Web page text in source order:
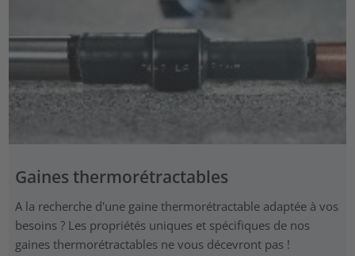
Gaines thermorétractables
A la recherche d'une gaine thermorétractable adaptée à vos
besoins ? Les propriétés uniques et spécifiques de nos
gaines thermorétractables ne vous décevront pas !